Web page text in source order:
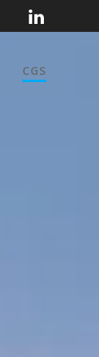
CGS